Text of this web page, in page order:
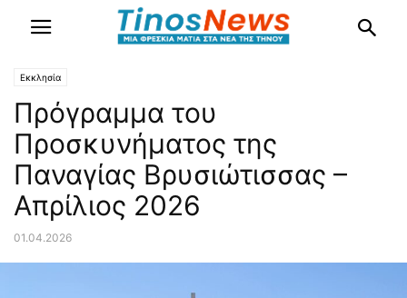
Εκκλησία
Πρόγραμμα του
Προσκυνήματος της
Παναγίας Βρυσιώτισσας –
Απρίλιος 2026
01.04.2026